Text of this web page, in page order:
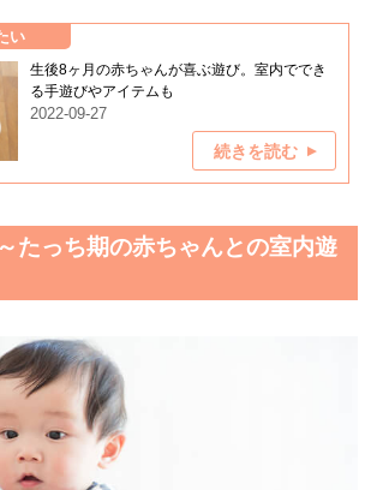
い
生後8ヶ月の赤ちゃんが喜ぶ遊び。室内ででき
る手遊びやアイテムも
2022-09-27
続きを読む
たっち期の赤ちゃんとの室内遊